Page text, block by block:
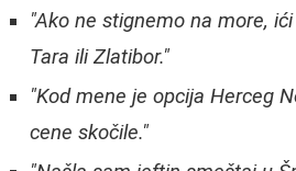
"Ako ne stignemo na more,
Tara ili Zlatibor."
"Kod mene je opcija Herceg
cene skočile."